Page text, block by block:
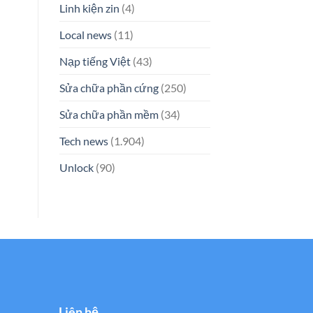
Linh kiện zin (4)
Local news(11)
Nạp tiếng Việt(43)
Sửa chữa phần cứng(250)
Sửa chữa phần mềm(34)
Tech news(1.904)
Unlock(90)